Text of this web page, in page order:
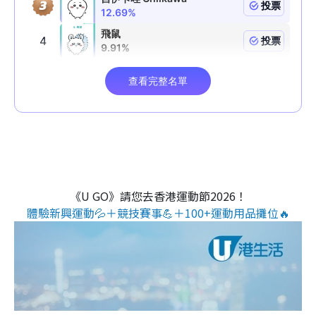
《U GO》請您去香港運動節2026！
體驗新興運動💦＋競技賽事💪＋100+運動用品攤位🔥